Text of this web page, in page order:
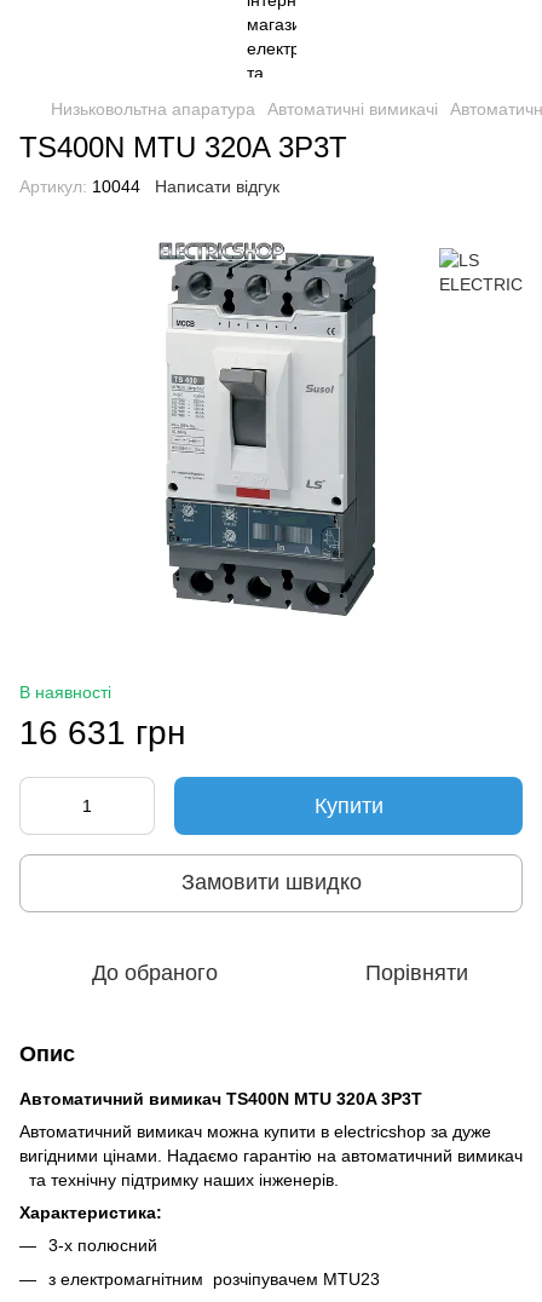
Низьковольтна апаратура Автоматичні вимикачі
TS400N MTU 320A 3P3T
Артикул: 10044 Написати відгук
В наявності
16 631 грн
Купити
Замовити швидко
До обраного Порівняти
Опис
Автоматичний вимикач TS400N MTU 320A 3P3T
Автоматичний вимикач можна купити в electricshop за дуже
вигідними цінами. Надаємо гарантію на автоматичний вимикач
та технічну підтримку наших інженерів.
Характеристика:
3-х полюсний
з електромагнітним розчіпувачем MTU23